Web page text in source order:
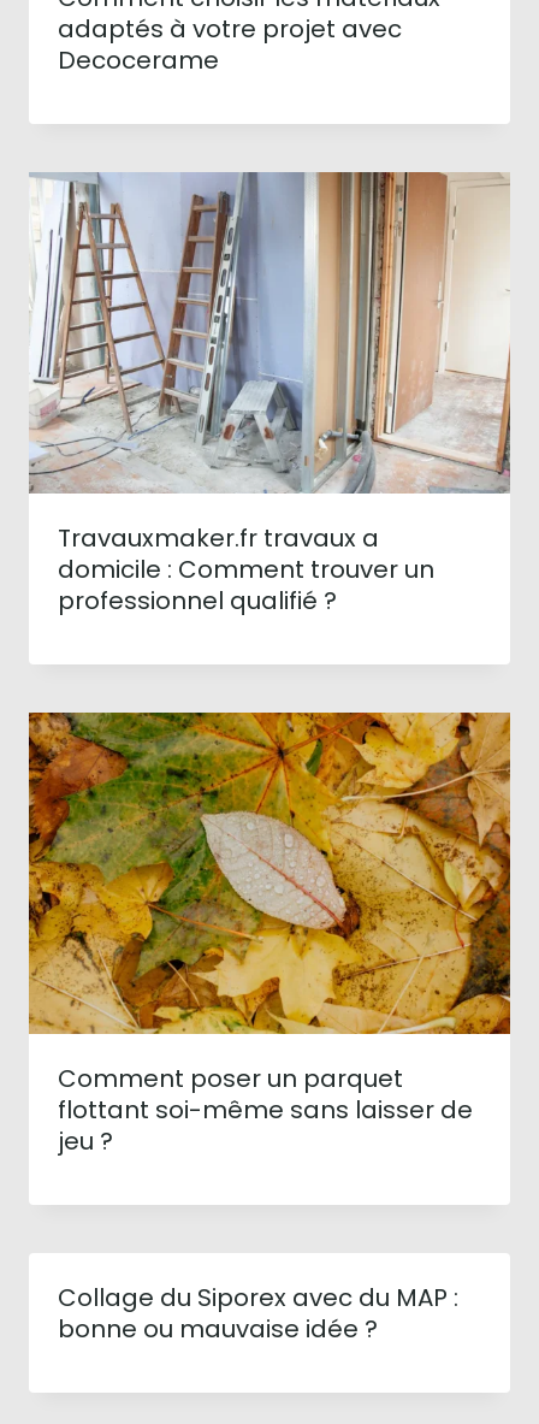
adaptés à votre projet avec
Decocerame
Travauxmaker.fr travaux a
domicile : Comment trouver un
professionnel qualifié ?
Comment poser un parquet
flottant soi-même sans laisser de
jeu ?
Collage du Siporex avec du MAP :
bonne ou mauvaise idée ?